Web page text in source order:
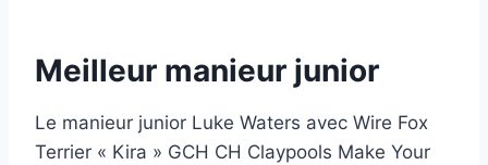
Meilleur manieur junior
Le manieur junior Luke Waters avec Wire Fox
Terrier « Kira » GCH CH Claypools Make Your